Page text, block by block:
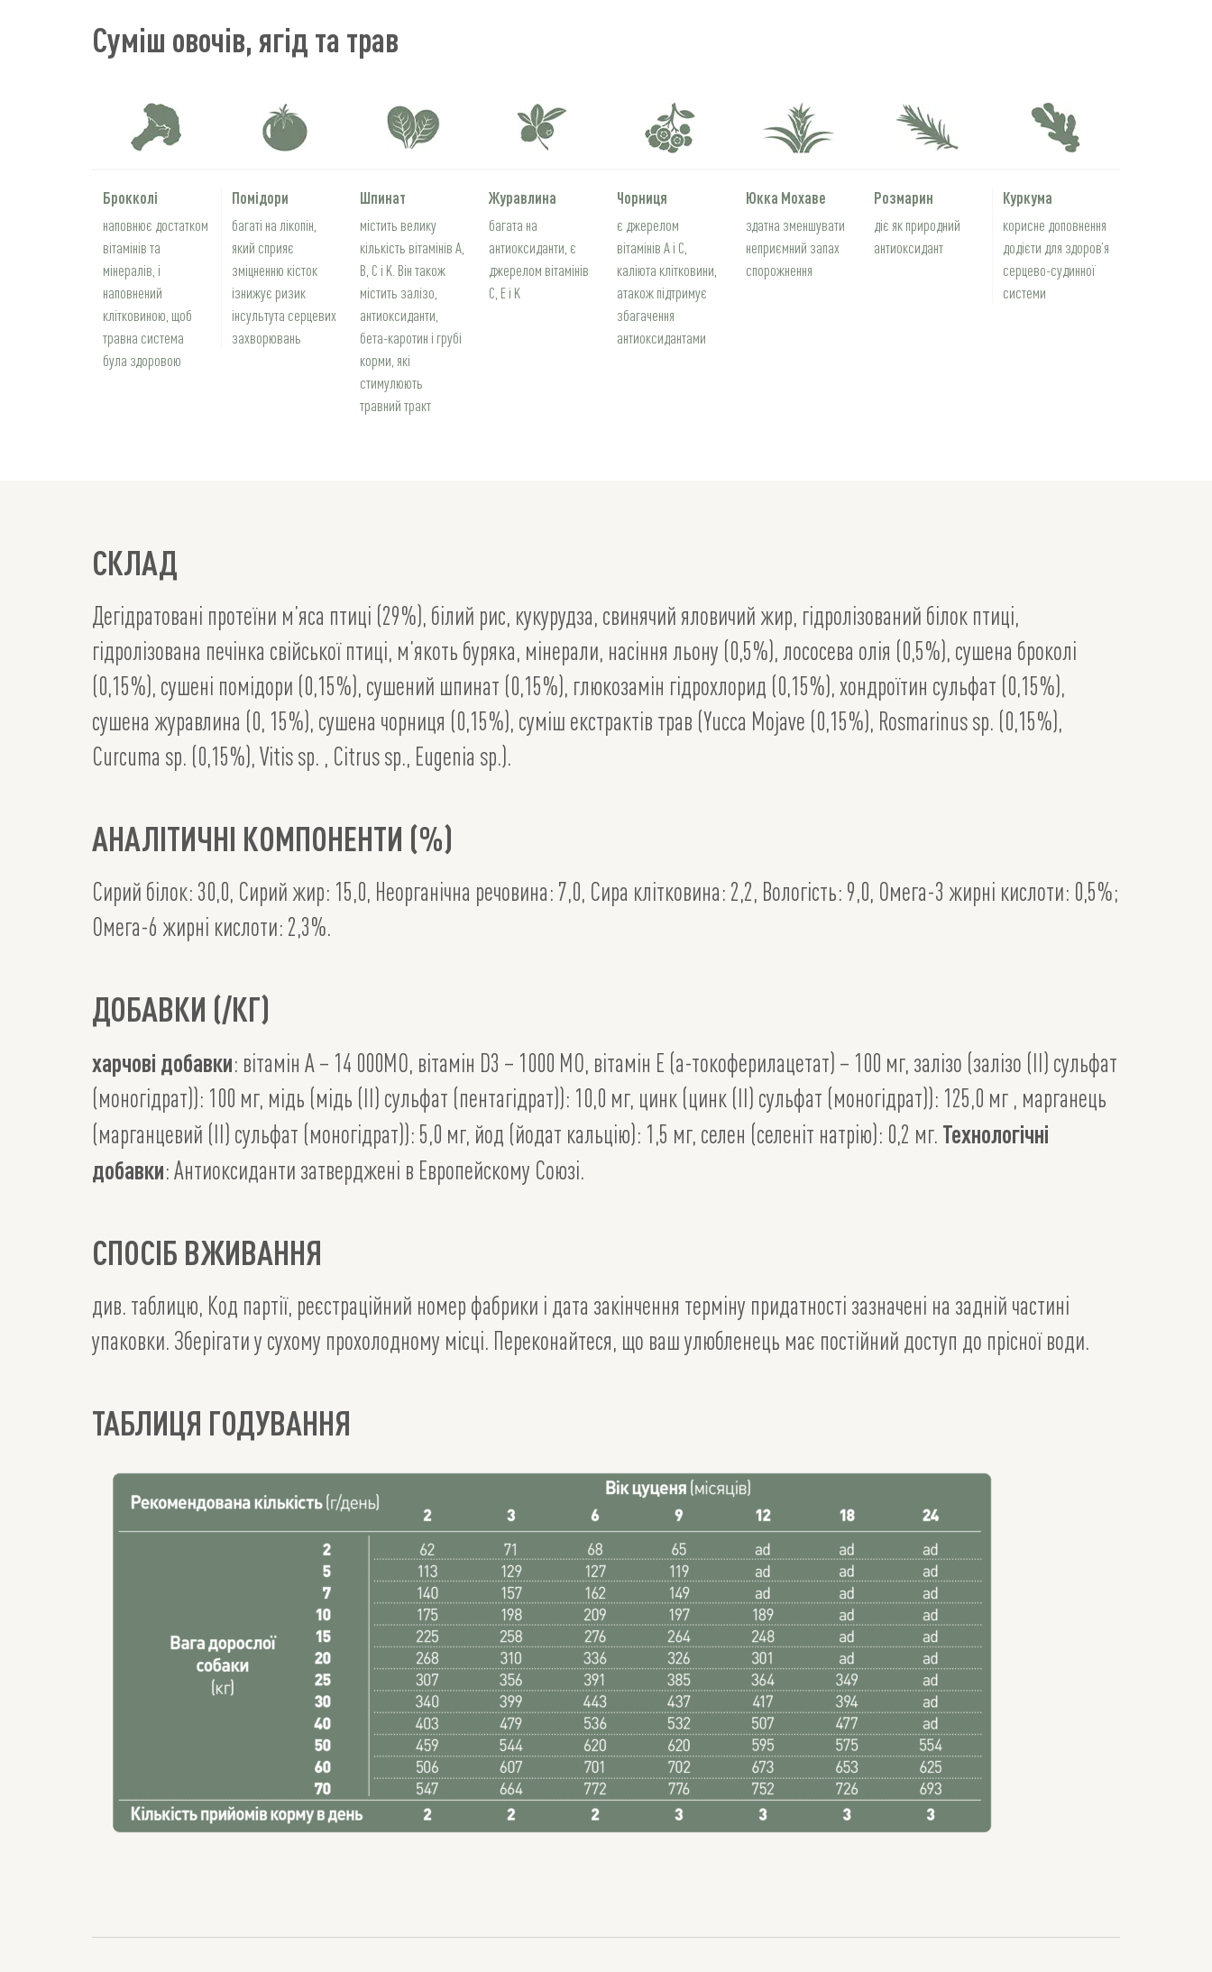
Суміш овочів, ягід та трав
Брокколі
наповнює достатком
вітамінів та
мінералів, і
наповнений
клітковиною, щоб
травна система
була здоровою
Помідори
багаті на лікопін,
який сприяє
зміцненню кісток
ізнижує ризик
інсультута серцевих
захворювань
Шпинат
містить велику
кількість вітамінів A,
B, C і K. Він також
містить залізо,
антиоксиданти,
бета-каротин і грубі
корми, які
стимулюють
травний тракт
Журавлина
багата на
антиоксиданти, є
джерелом вітамінів
C, E і K
Чорниця
є джерелом
вітамінів А і С,
каліюта клітковини,
атакож підтримує
збагачення
антиоксидантами
Юкка Мохаве
здатна зменшувати
неприємний запах
спорожнення
Розмарин
діє як природний
антиоксидант
Куркума
корисне доповнення
додієти для здоров’я
серцево-судинної
системи
СКЛАД
Дегідратовані протеїни м’яса птиці (29%), білий рис, кукурудза, свинячий яловичий жир, гідролізований білок птиці,
гідролізована печінка свійської птиці, м’якоть буряка, мінерали, насіння льону (0,5%), лососева олія (0,5%), сушена броколі
(0,15%), сушені помідори (0,15%), сушений шпинат (0,15%), глюкозамін гідрохлорид (0,15%), хондроїтин сульфат (0,15%),
сушена журавлина (0, 15%), сушена чорниця (0,15%), суміш екстрактів трав (Yucca Mojave (0,15%), Rosmarinus sp. (0,15%),
Curcuma sp. (0,15%), Vitis sp. , Citrus sp., Eugenia sp.).
АНАЛІТИЧНІ КОМПОНЕНТИ (%)
Сирий білок: 30,0, Сирий жир: 15,0, Неорганічна речовина: 7,0, Сира клітковина: 2,2, Вологість: 9,0, Омега-3 жирні кислоти: 0,5%;
Омега-6 жирні кислоти: 2,3%.
ДОБАВКИ (/КГ)
харчові добавки: вітамін А – 14 000МО, вітамін D3 – 1000 МО, вітамін Е (а-токоферилацетат) – 100 мг, залізо (залізо (II) сульфат
(моногідрат)): 100 мг, мідь (мідь (II) сульфат (пентагідрат)): 10,0 мг, цинк (цинк (II) сульфат (моногідрат)): 125,0 мг , марганець
(марганцевий (II) сульфат (моногідрат)): 5,0 мг, йод (йодат кальцію): 1,5 мг, селен (селеніт натрію): 0,2 мг. Технологічні
добавки: Антиоксиданти затверджені в Европейскому Союзі.
СПОСІБ ВЖИВАННЯ
див. таблицю, Код партії, реєстраційний номер фабрики і дата закінчення терміну придатності зазначені на задній частині
упаковки. Зберігати у сухому прохолодному місці. Переконайтеся, що ваш улюбленець має постійний доступ до прісної води.
ТАБЛИЦЯ ГОДУВАННЯ